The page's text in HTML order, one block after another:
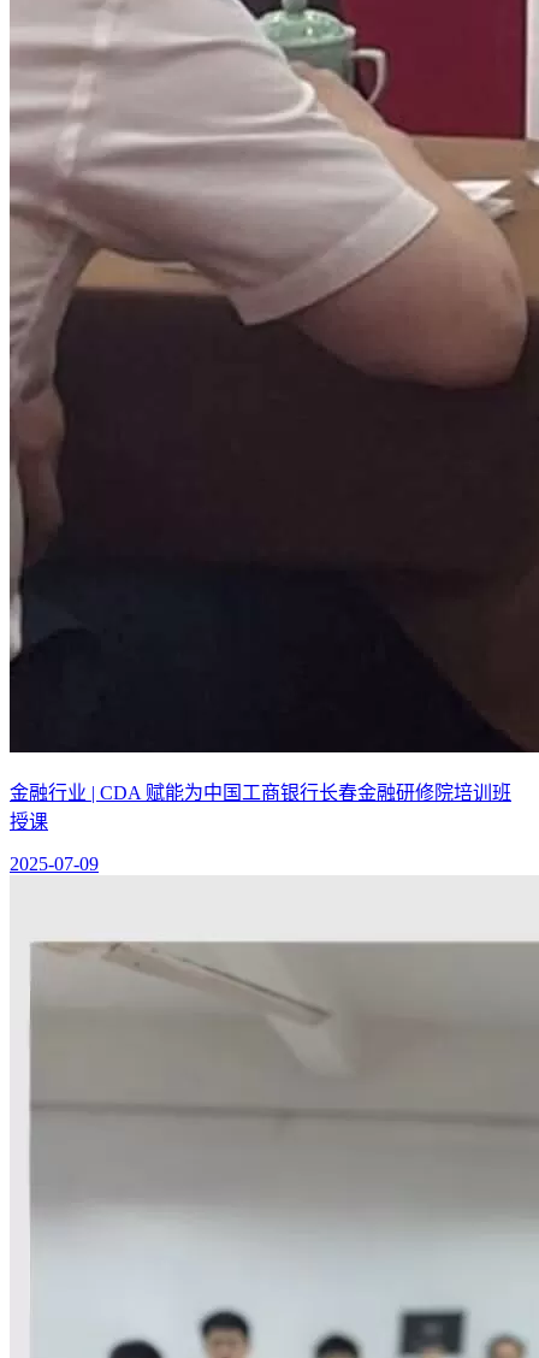
金融行业 | CDA 赋能为中国工商银行长春金融研修院培训班
授课
2025-07-09